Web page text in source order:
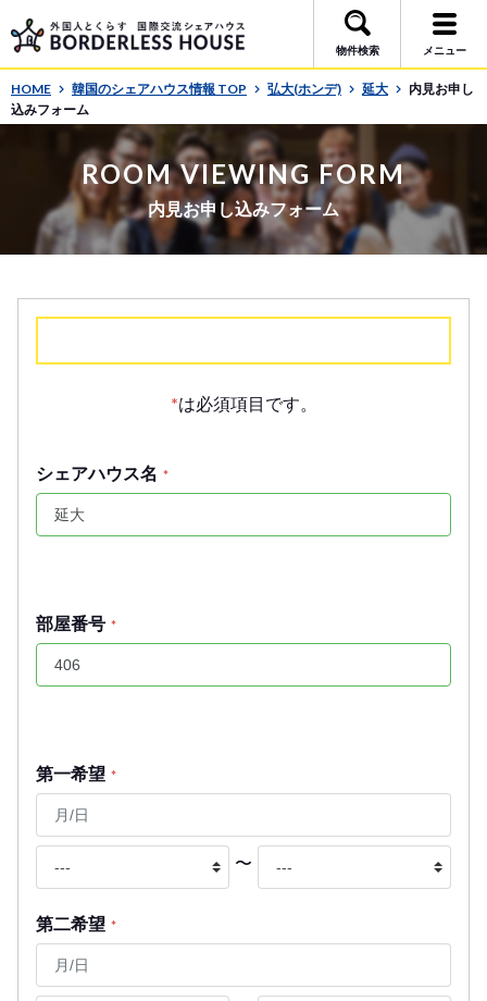
物件検索 メニュー
HOME 韓国のシェアハウス情報 TOP 弘大(ホンデ) 延大
内見お申し
込みフォーム
ROOM VIEWING FORM
内見お申し込みフォーム
*は必須項目です。
シェアハウス名 *
部屋番号 *
第一希望 *
〜
第二希望 *